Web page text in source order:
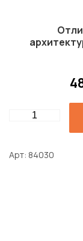
Quantity
Арт 84030